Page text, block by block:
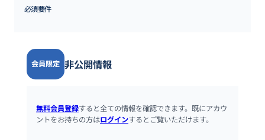
必須要件
会員限定 非公開情報
無料会員登録すると全ての情報を確認できます。既にアカウ
ントをお持ちの方はログインするとご覧いただけます。